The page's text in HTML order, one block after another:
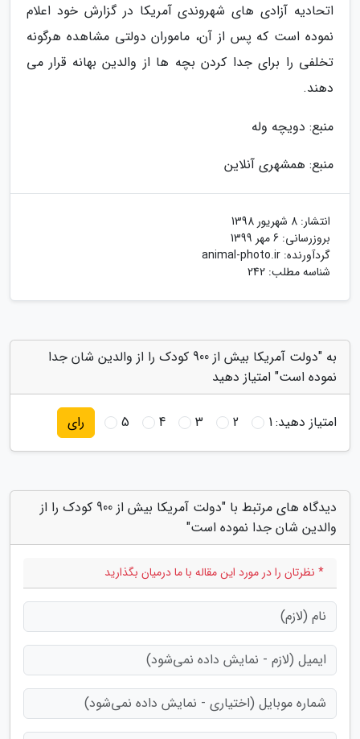
اتحادیه آزادی های شهروندی آمریکا در گزارش خود اعلام
نموده است که پس از آن، ماموران دولتی مشاهده هرگونه
تخلفی را برای جدا کردن بچه ها از والدین بهانه قرار می
دهند.
منبع: دویچه وله
منبع: همشهری آنلاین
انتشار: 8 شهریور 1398
بروزرسانی: 6 مهر 1399
گردآورنده: animal-photo.ir
شناسه مطلب: 242
به "دولت آمریکا بیش از 900 کودک را از والدین شان جدا
نموده است" امتیاز دهید
امتیاز دهید:1
2
3
4
5 رای
دیدگاه های مرتبط با "دولت آمریکا بیش از 900 کودک را از
والدین شان جدا نموده است"
* نظرتان را در مورد این مقاله با ما درمیان بگذارید